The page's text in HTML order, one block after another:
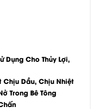
Dụng Cho Thủy Lợi,
Chịu Dầu, Chịu Nhiệt
Trong Bê Tông